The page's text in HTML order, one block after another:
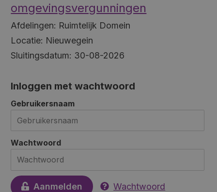
omgevingsvergunningen
Afdelingen: Ruimtelijk Domein
Locatie: Nieuwegein
Sluitingsdatum: 30-08-2026
Inloggen met wachtwoord
Gebruikersnaam
Wachtwoord
Aanmelden Wachtwoord